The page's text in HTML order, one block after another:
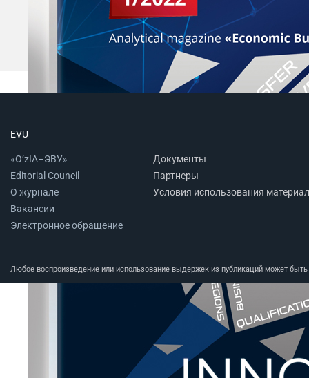
EVU
«O‘zIA–ЭВУ»
Editorial Council
О журнале
Вакансии
Электронное обращение
Документы
Партнеры
Условия использования
Любое воспроизведение или использование выдержек из публикаций может